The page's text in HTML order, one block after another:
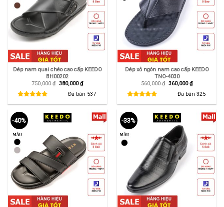
Dép nam quai chéo cao cấp KEEDO
BH00202
750,000₫ Giá
750,000 ₫.
380,000₫Giá
hiện
tại
là:
380,000 ₫.
Đã bán 537
Dép xỏ ngón nam cao cấp KEEDO
TNO-4030
560,000₫ Giá
560,000 ₫.
360,000₫Giá
hiện
tại
là:
360,000 ₫.
Đã bán 325
-40% -33%